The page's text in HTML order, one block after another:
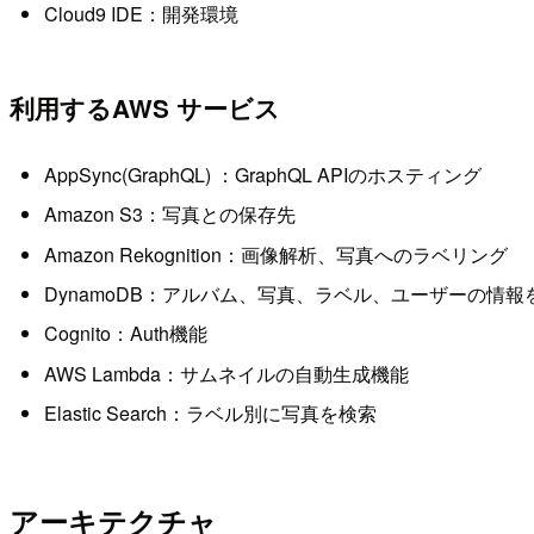
Cloud9 IDE：開発環境
利用するAWS サービス
AppSync(GraphQL) ：GraphQL APIのホスティング
Amazon S3：写真との保存先
Amazon Rekognition：画像解析、写真へのラベリング
DynamoDB：アルバム、写真、ラベル、ユーザーの情報
Cognito：Auth機能
AWS Lambda：サムネイルの自動生成機能
Elastic Search：ラベル別に写真を検索
アーキテクチャ